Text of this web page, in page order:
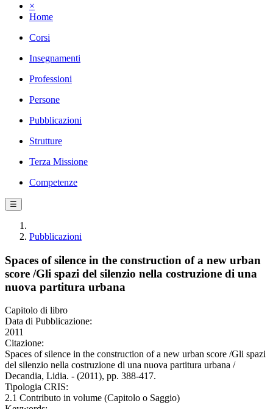
×
Home
Corsi
Insegnamenti
Professioni
Persone
Pubblicazioni
Strutture
Terza Missione
Competenze
☰
Pubblicazioni
Spaces of silence in the construction of a new urban
score /Gli spazi del silenzio nella costruzione di una
nuova partitura urbana
Capitolo di libro
Data di Pubblicazione:
2011
Citazione:
Spaces of silence in the construction of a new urban score /Gli spazi
del silenzio nella costruzione di una nuova partitura urbana /
Decandia, Lidia. - (2011), pp. 388-417.
Tipologia CRIS:
2.1 Contributo in volume (Capitolo o Saggio)